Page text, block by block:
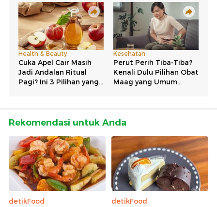
Rekomendasi untuk Anda
detikFood
detikFood